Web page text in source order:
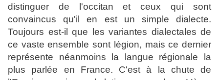
distinguer de l'occitan et ceux qui sont
convaincus qu'il en est un simple dialecte.
Toujours est-il que les variantes dialectales de
ce vaste ensemble sont légion, mais ce dernier
représente néanmoins la langue régionale la
plus parlée en France. C'est à la chute de